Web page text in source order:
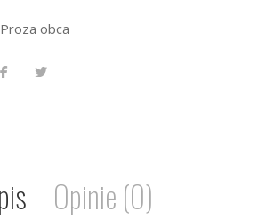
Proza obca
Opinie (0)